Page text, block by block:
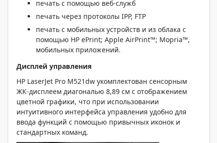
печать с помощью веб-служб
печать через протоколы IPP, FTP
печать с мобильных устройств и из облака с
помощью HP ePrint; Apple AirPrint™; Mopria™,
мобильных приложений.
Дисплей управления
HP LaserJet Pro M521dw укомплектован сенсорным
ЖК-дисплеем диагональю 8,89 см с отображением
цветной графики, что при использовании
интуитивного интерфейса управления удобно для
ввода функций с помощью привычных иконок и
стандартных команд.